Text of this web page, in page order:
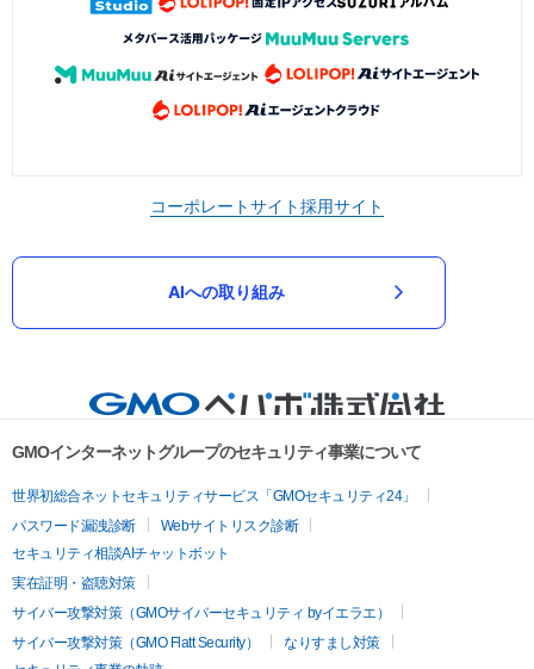
コーポレートサイト採用サイト
AIへの取り組み
GMOインターネットグループのセキュリティ事業について
世界初総合ネットセキュリティサービス「GMOセキュリティ24」
パスワード漏洩診断
Webサイトリスク診断
セキュリティ相談AIチャットボット
実在証明・盗聴対策
サイバー攻撃対策（GMOサイバーセキュリティ byイエラエ）
サイバー攻撃対策（GMO Flatt Security）
なりすまし対策